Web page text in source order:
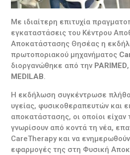
Με ιδιαίτερη επιτυχία
εγκαταστάσεις του Κέντρου
Αποκατάστασης Θησέας η
πρωτοποριακού μηχανήματος
διοργανώθηκε από την PARIMED
MEDILAB.
Η εκδήλωση συγκέντρωσε
υγείας, φυσικοθεραπευτών και
αποκατάστασης, οι οποίοι είχαν
γνωρίσουν από κοντά τη νέα,
CareTherapy και να ενημερωθούν
εφαρμογές της στη Φυσική